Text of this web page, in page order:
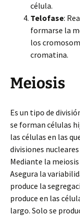
célula.
Telofase:
formarse la
los
cromatina.
Meiosis
Es un tipo de
se forman células
las células en las
divisiones
Mediante la
Asegura la
produce la
produce en las
largo. Solo se